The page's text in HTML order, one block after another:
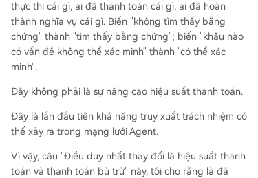
thực thi cái gì, ai đã thanh toán cái gì, ai đã hoàn
thành nghĩa vụ cái gì. Biến "không tìm thấy bằng
chứng" thành "tìm thấy bằng chứng"; biến "khâu nào
có vấn đề không thể xác minh" thành "có thể xác
minh".
Đây không phải là sự nâng cao hiệu suất thanh toán.
Đây là lần đầu tiên khả năng truy xuất trách nhiệm có
thể xảy ra trong mạng lưới Agent.
Vì vậy, câu "Điều duy nhất thay đổi là hiệu suất thanh
toán và thanh toán bù trừ" này, tôi cho rằng là đã